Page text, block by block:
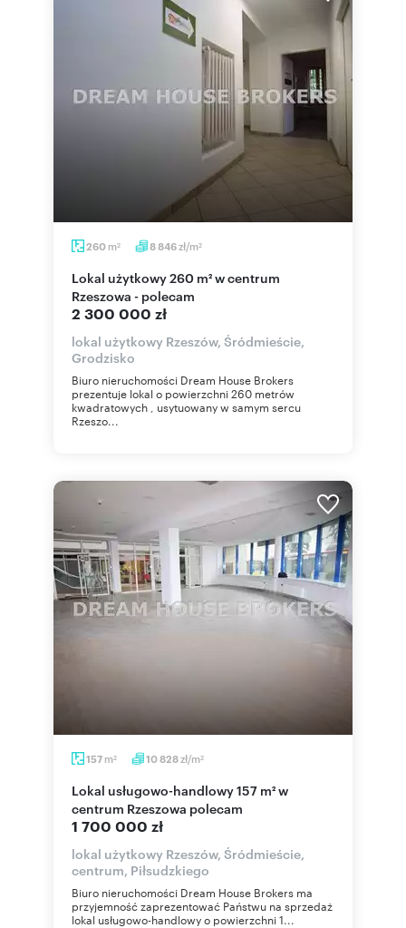
260 m2 8 846zł/m2
Lokal użytkowy 260 m² w centrum
Rzeszowa - polecam
2 300 000 zł
lokal użytkowy Rzeszów, Śródmieście,
Grodzisko
Biuro nieruchomości Dream House Brokers
prezentuje lokal o powierzchni 260 metrów
kwadratowych , usytuowany w samym sercu
Rzeszo...
157 m2 10 828zł/m2
Lokal usługowo-handlowy 157 m² w
centrum Rzeszowa polecam
1 700 000 zł
lokal użytkowy Rzeszów, Śródmieście,
centrum, Piłsudzkiego
Biuro nieruchomości Dream House Brokers ma
przyjemność zaprezentować Państwu na sprzedaż
lokal usługowo-handlowy o powierzchni 1...